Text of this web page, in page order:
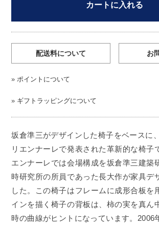
カートに入れる
配送料について お
» ポイントについて
» ギフトラッピングについて
坂倉準三がデザインした椅子をベースに
リエンナーレで発表された革新的な椅子
エンナーレでは会場構成を坂倉準三建築
時研究所の所員であった長大作が家具デ
した。この椅子はフレームに成形合板を
インを描く椅子の背板は、柿の実を真ん
時の曲線がヒントになっています。2006